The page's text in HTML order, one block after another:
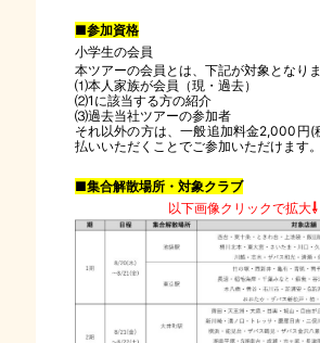
■参加資格
小学生の会員
本ツアーの会員とは、下記が対象となりま
⑴本人家族が会員（現・過去）
⑵1に該当する方の紹介
⑶過去当社ツアーの参加者
それ以外の方は、一般追加料金2,000円(
払いいただくことでご参加いただけます。
■集合解散場所・対象クラブ
以下画像クリックで拡大⇩